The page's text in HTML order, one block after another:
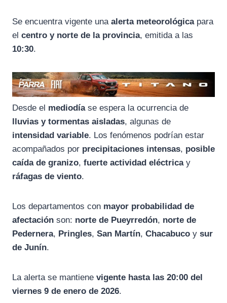
b
o
k
e
a
m
p
p
Se encuentra vigente una alerta meteorológicapara
el centro y norte de la provincia, emitida a las
10:30.
Desde el mediodíase espera la ocurrencia de
lluvias y tormentas aisladas, algunas de
intensidad variable. Los fenómenos podrían estar
acompañados por precipitaciones intensas, posible
caída de granizo, fuerte actividad eléctricay
ráfagas de viento.
Los departamentos con mayor probabilidad de
afectación son: norte de Pueyrredón, norte de
Pedernera, Pringles, San Martín, Chacabuco y sur
de Junín.
La alerta se mantiene vigente hasta las 20:00 del
viernes 9 de enero de 2026.